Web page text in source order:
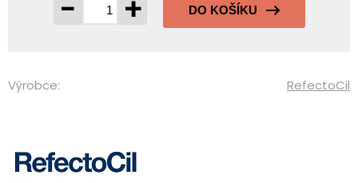
-
+ DO KOŠÍKU
Výrobce: RefectoCil